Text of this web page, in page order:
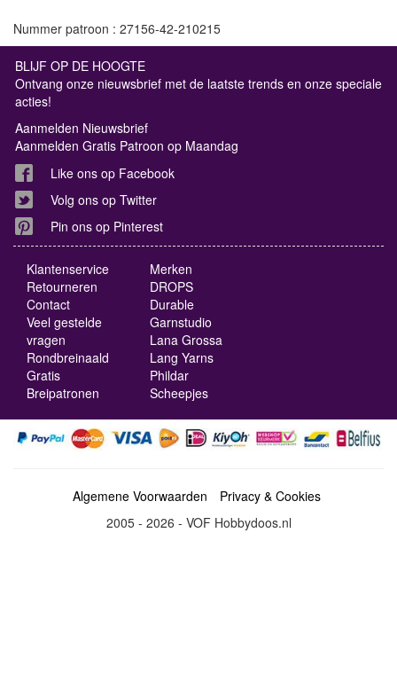
Nummer patroon : 27156-42-210215
BLIJF OP DE HOOGTE
Ontvang onze nieuwsbrief met de laatste trends en onze speciale
acties!
Aanmelden Nieuwsbrief
Aanmelden Gratis Patroon op Maandag
Like ons op Facebook
Volg ons op Twitter
Pin ons op Pinterest
Klantenservice
Retourneren
Contact
Veel gestelde
vragen
Rondbreinaald
Gratis
Breipatronen
Merken
DROPS
Durable
Garnstudio
Lana Grossa
Lang Yarns
Phildar
Scheepjes
Algemene Voorwaarden
Privacy & Cookies
2005 - 2026 - VOF Hobbydoos.nl